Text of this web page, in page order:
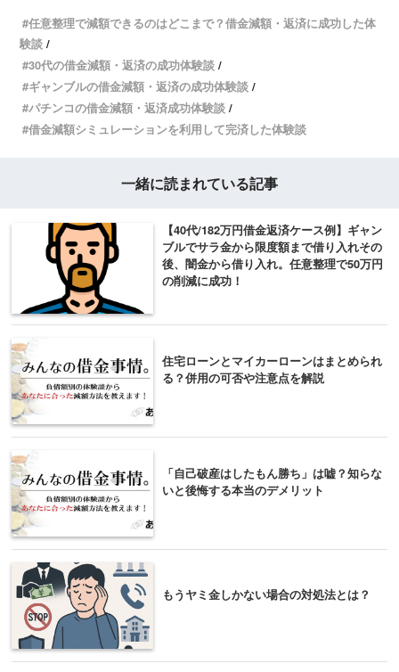
任意整理で減額できるのはどこまで？借金減額・返済に成功した体
験談
30代の借金減額・返済の成功体験談
ギャンブルの借金減額・返済の成功体験談
パチンコの借金減額・返済成功体験談
借金減額シミュレーションを利用して完済した体験談
一緒に読まれている記事
【40代/182万円借金返済ケース例】ギャン
ブルでサラ金から限度額まで借り入れその
後、闇金から借り入れ。任意整理で50万円
の削減に成功！
住宅ローンとマイカーローンはまとめられ
る？併用の可否や注意点を解説
「自己破産はしたもん勝ち」は嘘？知らな
いと後悔する本当のデメリット
もうヤミ金しかない場合の対処法とは？